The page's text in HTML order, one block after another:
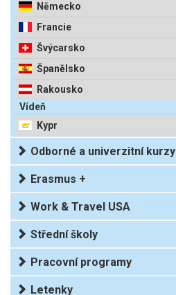
Německo
Francie
Švýcarsko
Španělsko
Rakousko
Vídeň
Kypr
Odborné a univerzitní kurzy
Erasmus +
Work & Travel USA
Střední školy
Pracovní programy
Letenky